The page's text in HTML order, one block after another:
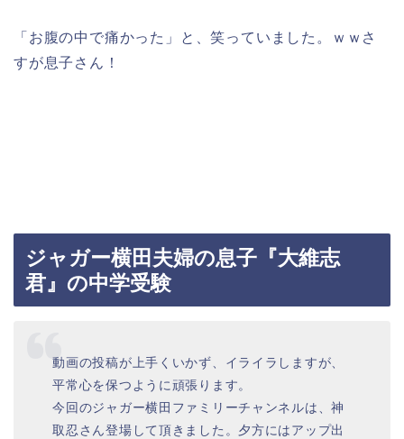
「お腹の中で痛かった」と、笑っていました。ｗｗさ
すが息子さん！
ジャガー横田夫婦の息子『大維志
君』の中学受験
動画の投稿が上手くいかず、イライラしますが、
平常心を保つように頑張ります。
今回のジャガー横田ファミリーチャンネルは、神
取忍さん登場して頂きました。夕方にはアップ出